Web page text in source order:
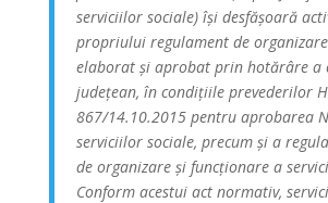
serviciilor sociale) își desfășoară
propriului regulament de
elaborat și aprobat prin hotărâre a
județean, în condițiile prevederilor
867/14.10.2015 pentru aprobarea
serviciilor sociale, precum și a
de organizare și funcționare a
Conform acestui act normativ,